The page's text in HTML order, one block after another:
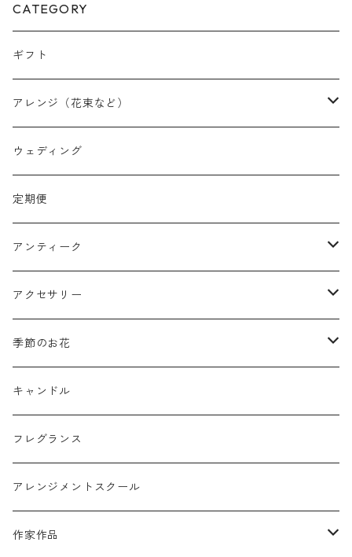
CATEGORY
ギフト
アレンジ（花束など）
スワッグ
リース
クリスマスリース
フラワーボックス
ミニフレーム
リングピロー
フラワーバスケット
壁掛けアレンジ
球体アレンジ
キャンドル
ウェディング
定期便
アンティーク
花器
オブジェ
雑貨
動物
アクセサリー
アクセサリー
semeno
買付品
季節のお花
ミモザ
スモークツリー
キャンドル
フレグランス
アレンジメントスクール
作家作品